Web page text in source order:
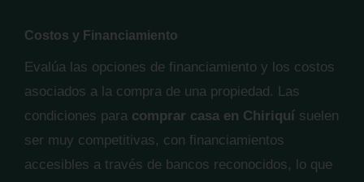
Costos y Financiamiento
Evalúa las opciones de financiamiento y los costos
asociados a la compra de una propiedad. Las
condiciones para comprar casa en Chiriquí suelen
ser muy competitivas, con financiamientos
accesibles a través de bancos reconocidos, lo que